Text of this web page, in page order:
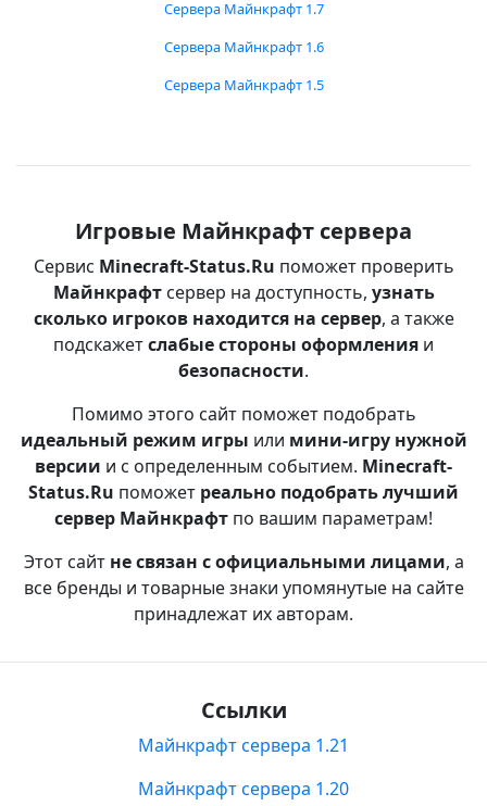
Сервера Майнкрафт 1.7
Сервера Майнкрафт 1.6
Сервера Майнкрафт 1.5
Игровые Майнкрафт сервера
Сервис Minecraft-Status.Ru поможет проверить
Майнкрафтсервер на доступность, узнать
сколько игроков находится на сервер, а также
подскажетслабые стороны оформления и
безопасности.
Помимо этого сайт поможет подобрать
идеальный режим игры или мини-игру нужной
версии и с определенным событием. Minecraft-
Status.Ru поможет реально подобрать лучший
сервер Майнкрафт по вашим параметрам!
Этот сайт не связан с официальными лицами, а
все бренды и товарные знаки упомянутые на сайте
принадлежат их авторам.
Ссылки
Майнкрафт сервера 1.21
Майнкрафт сервера 1.20